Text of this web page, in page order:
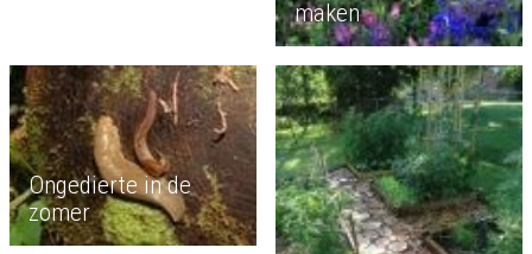
maken
Ongedierte in de
zomer